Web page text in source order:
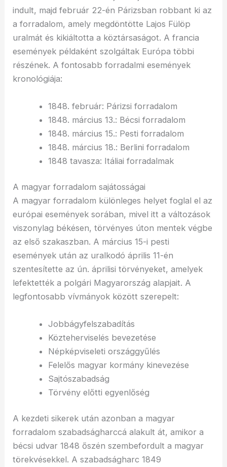
indult, majd február 22-én Párizsban robbant ki az
a forradalom, amely megdöntötte Lajos Fülöp
uralmát és kikiáltotta a köztársaságot. A francia
események példaként szolgáltak Európa többi
részének. A fontosabb forradalmi események
kronológiája:
1848. február: Párizsi forradalom
1848. március 13.: Bécsi forradalom
1848. március 15.: Pesti forradalom
1848. március 18.: Berlini forradalom
1848 tavasza: Itáliai forradalmak
A magyar forradalom sajátosságai
A magyar forradalom különleges helyet foglal el az
európai események sorában, mivel itt a változások
viszonylag békésen, törvényes úton mentek végbe
az első szakaszban. A március 15-i pesti
események után az uralkodó április 11-én
szentesítette az ún. áprilisi törvényeket, amelyek
lefektették a polgári Magyarország alapjait. A
legfontosabb vívmányok között szerepelt:
Jobbágyfelszabadítás
Közteherviselés bevezetése
Népképviseleti országgyűlés
Felelős magyar kormány kinevezése
Sajtószabadság
Törvény előtti egyenlőség
A kezdeti sikerek után azonban a magyar
forradalom szabadságharccá alakult át, amikor a
bécsi udvar 1848 őszén szembefordult a magyar
törekvésekkel. A szabadságharc 1849